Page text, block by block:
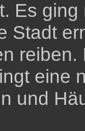
Es
Stadt
eine
und